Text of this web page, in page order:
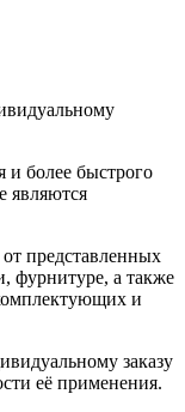
и более быстрого
являются
представленных
фурнитуре, а также
и
заказу
её применения.